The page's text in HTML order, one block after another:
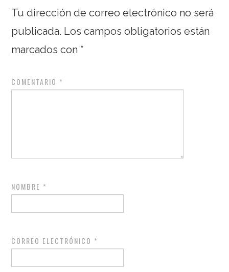
Tu dirección de correo electrónico no será
publicada. Los campos obligatorios están
marcados con *
COMENTARIO *
NOMBRE *
CORREO ELECTRÓNICO *